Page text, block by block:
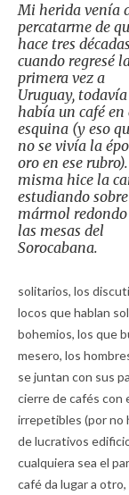
Mi herida venía
percatarme de
hace tres
cuando regresé
primera vez a
Uruguay, todavía
había un café en
esquina (y eso
no se vivía la
oro en ese
misma hice la
estudiando
mármol redondo
las mesas del
Sorocabana.
solitarios, los
locos que hablan
bohemios, los que
mesero, los
se juntan con sus
cierre de cafés con
irrepetibles (por no
de lucrativos
cualquiera sea el
café da lugar a otro,